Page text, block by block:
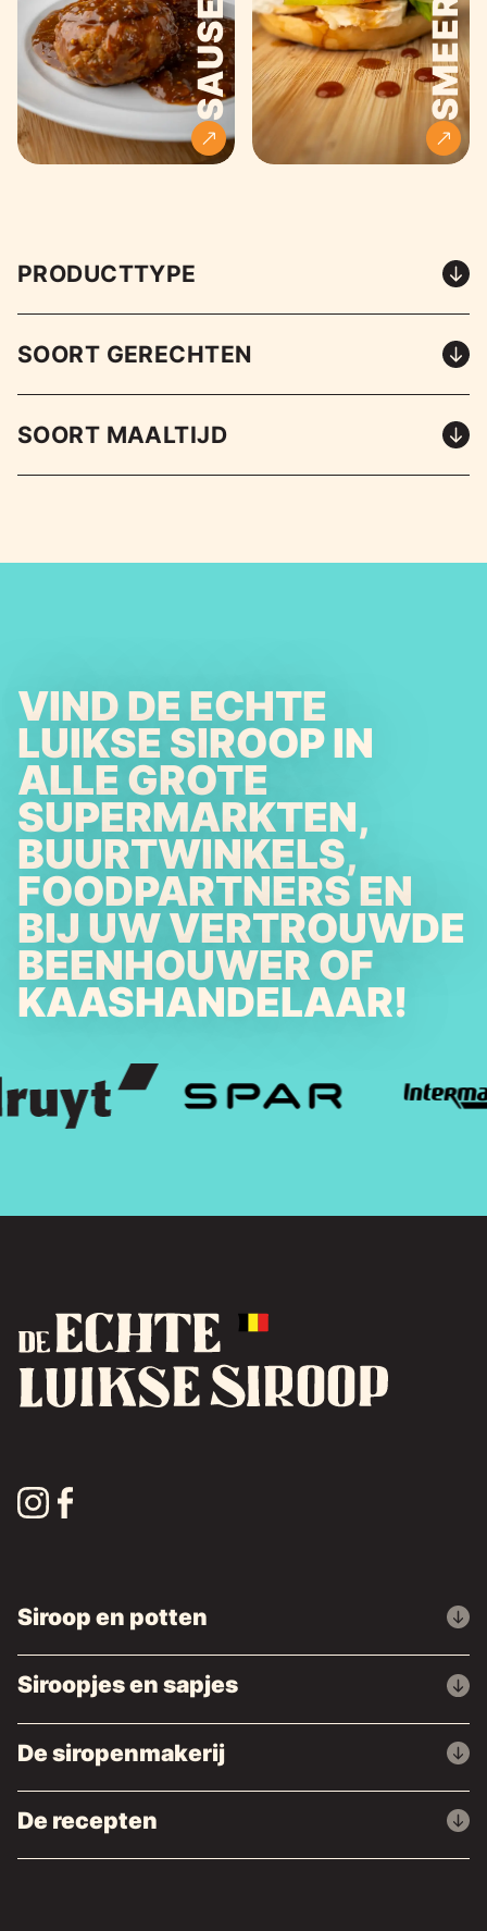
SAUSEN SMEER
PRODUCTTYPE
SOORT GERECHTEN
SOORT MAALTIJD
VIND DE ECHTE
LUIKSE SIROOP IN
ALLE GROTE
SUPERMARKTEN,
BUURTWINKELS,
FOODPARTNERS EN
BIJ UW VERTROUWDE
BEENHOUWER OF
Siroop en potten
Siroopjes en sapjes
De siropenmakerij
De recepten